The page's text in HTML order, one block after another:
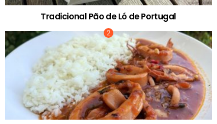
Tradicional Pão de Ló de Portugal